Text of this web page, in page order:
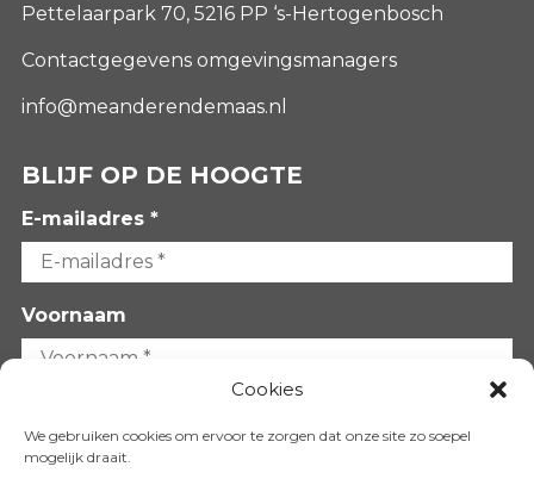
Cookies
We gebruiken cookies om ervoor te zorgen dat onze site zo soepel
mogelijk draait.
Pettelaarpark 70, 5216 PP ‘s-Hertogenbosch
Contactgegevens omgevingsmanagers
info@meanderendemaas.nl
BLIJF OP DE HOOGTE
E-mailadres *
Voornaam